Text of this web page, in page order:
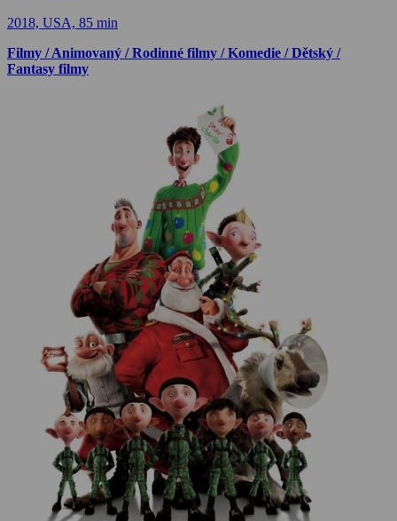
2018, USA, 85 min
Filmy / Animovaný / Rodinné filmy / Komedie / Dětský /
Fantasy filmy